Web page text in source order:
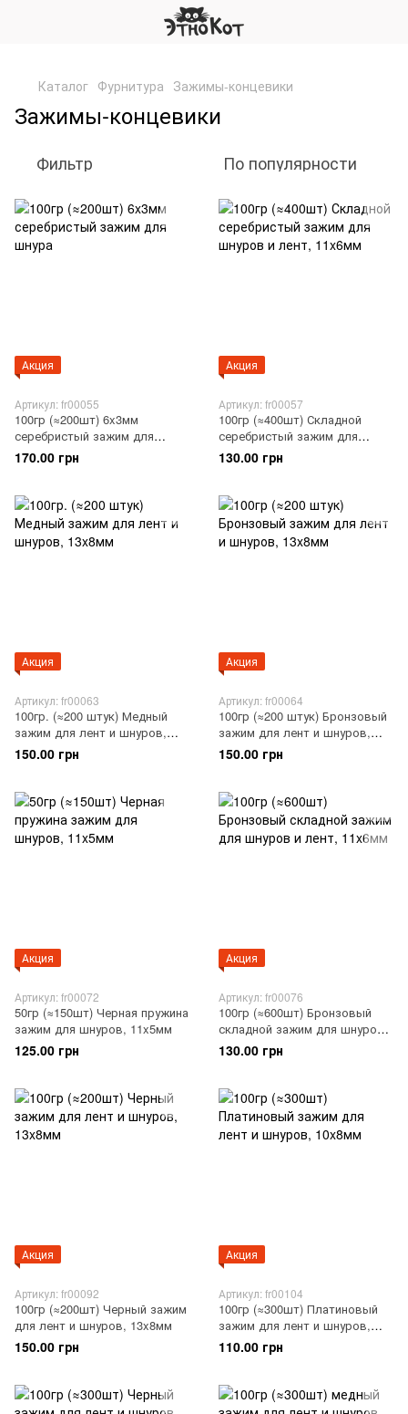
Каталог Фурнитура Зажимы-концевики
Зажимы-концевики
Фильтр По популярности
Акция
Артикул: fr00055
100гр (≈200шт) 6x3мм
серебристый зажим для
шнура
170.00 грн
Акция
Артикул: fr00057
100гр (≈400шт) Складной
серебристый зажим для
шнуров и лент, 11x6мм
130.00 грн
Акция
Артикул: fr00063
100гр. (≈200 штук) Медный
зажим для лент и шнуров,
13x8мм
150.00 грн
Акция
Артикул: fr00064
100гр (≈200 штук) Бронзовый
зажим для лент и шнуров,
13x8мм
150.00 грн
Акция
Артикул: fr00072
50гр (≈150шт) Черная пружина
зажим для шнуров, 11x5мм
125.00 грн
Акция
Артикул: fr00076
100гр (≈600шт) Бронзовый
складной зажим для шнуров
и лент, 11x6мм
130.00 грн
Акция
Артикул: fr00092
100гр (≈200шт) Черный зажим
для лент и шнуров, 13x8мм
150.00 грн
Акция
Артикул: fr00104
100гр (≈300шт) Платиновый
зажим для лент и шнуров,
10x8мм
110.00 грн